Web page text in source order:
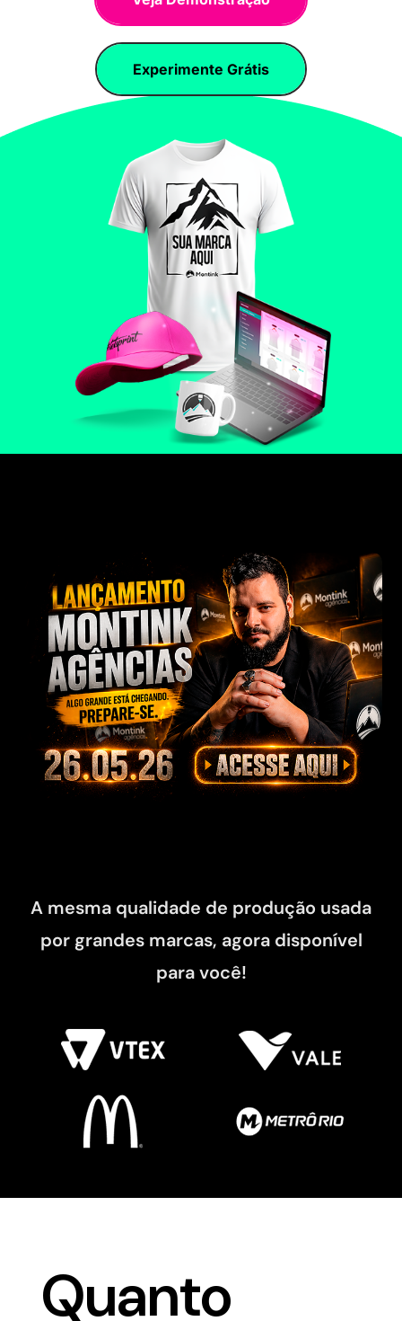
Experimente Grátis
A mesma qualidade de produção usada
por grandes marcas, agora disponível
para você!